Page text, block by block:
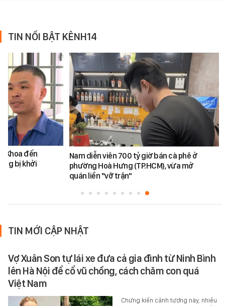
TIN NỔI BẬT KÊNH14
Khoa đến
bị khởi
Nam diễn viên 700 tỷ giờ bán cà phê ở
phường Hoà Hưng (TP.HCM), vừa mở
quán liền "vỡ trận"
TIN MỚI CẬP NHẬT
Vợ Xuân Son tự lái xe đưa cả gia đình từ Ninh Bình
lên Hà Nội để cổ vũ chồng, cách chăm con quá
Việt Nam
Chứng kiến cảnh tượng này, nhiều